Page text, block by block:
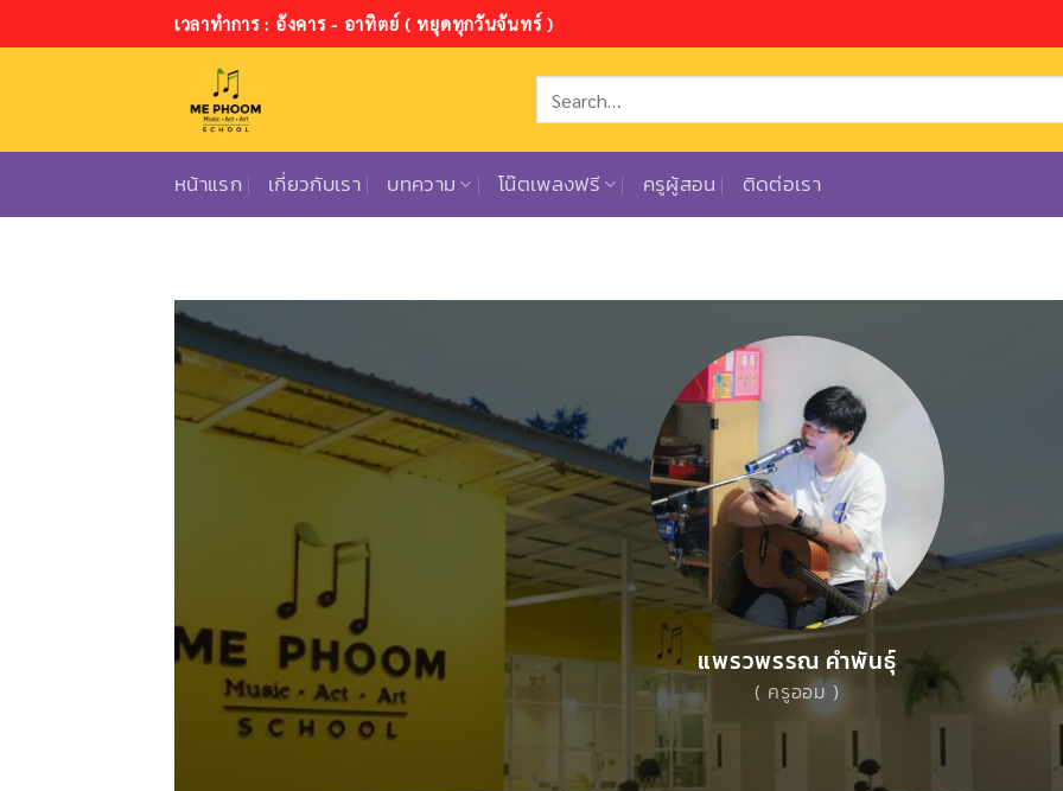
ไป
เวลาทำการ : อังคาร - อาทิตย์ ( หยุดทุกวันจันทร์ )
หน้าแรก เกี่ยวกับเรา บทความ โน๊ตเพลงฟรี ครูผู้สอน ติดต่อเรา
แพรวพรรณ คำพันธุ์
( ครูออม )